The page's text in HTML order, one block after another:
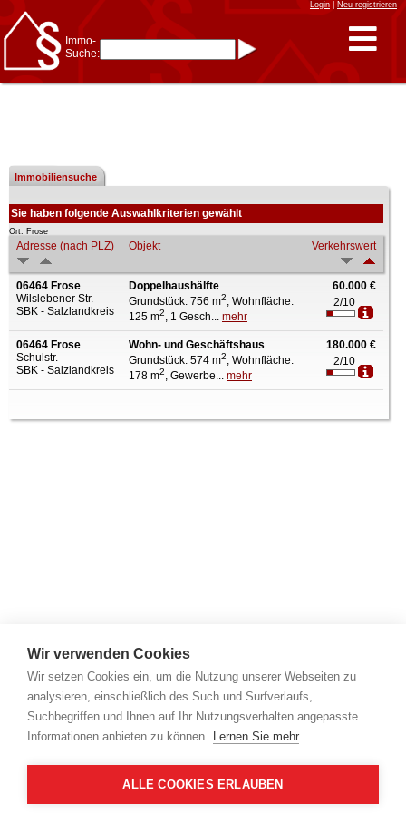
Wir verwenden Cookies
Wir setzen Cookies ein, um die Nutzung unserer Webseiten zu
analysieren, einschließlich des Such und Surfverlaufs,
Suchbegriffen und Ihnen auf Ihr Nutzungsverhalten angepasste
Informationen anbieten zu können. Lernen Sie mehr
ALLE COOKIES ERLAUBEN
Login| Neu registrieren
Immo-
Suche:
Kombinieren
z.B.: 15 Frankfurt
Frankfurt/Oder
am Main
Immobiliensuche
nach Kreis
nach Amtsgericht
2 Treffer
Immobiliensuche
Sie haben folgende Auswahlkriterien gewählt
Ort: Frose
Adresse (nach PLZ) Objekt Verkehrswert
06464 Frose
Wilslebener Str.
SBK - Salzlandkreis
Doppelhaushälfte
Grundstück: 756 m2, Wohnfläche:
125 m2, 1 Gesch... mehr
60.000 €
2/10
06464 Frose
Schulstr.
SBK - Salzlandkreis
Wohn- und Geschäftshaus
Grundstück: 574 m2, Wohnfläche:
178 m2, Gewerbe... mehr
180.000 €
2/10